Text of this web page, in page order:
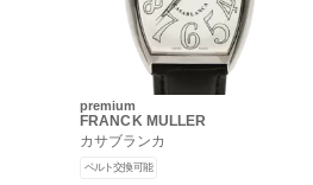
premium
FRANCK MULLER
カサブランカ
ベルト交換可能